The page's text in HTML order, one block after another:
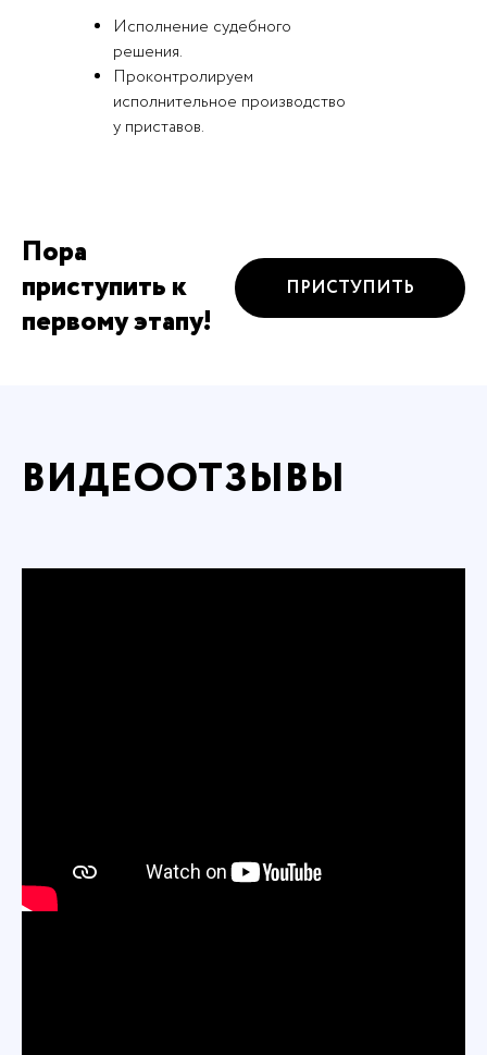
Исполнение судебного
решения.
Проконтролируем
исполнительное производство
у приставов.
Пора
приступить к
первому этапу!
ПРИСТУПИТЬ
ВИДЕООТЗЫВЫ